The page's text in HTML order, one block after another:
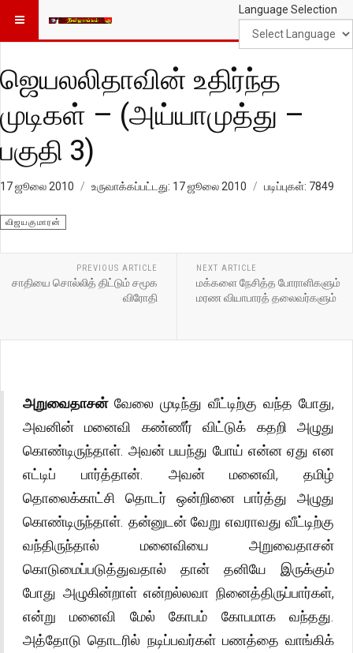
Language Selection
ஜெயலலிதாவின் உதிர்ந்த
முடிகள் – (அய்யாமுத்து –
பகுதி 3)
17 ஜூலை 2010 உருவாக்கப்பட்டது: 17 ஜூலை 2010 படிப்புகள்: 7849
விஜயகுமாரன்
PREVIOUS ARTICLE
சாதியை சொல்லித் திட்டும் சமூக
விரோதி
NEXT ARTICLE
மக்களை நேசித்த போராளிகளும்
மரண வியாபாரத் தலைவர்களும்
அறுவைதாசன் வேலை முடிந்து வீட்டிற்கு வந்த போது,
அவனின் மனைவி கண்ணீர் விட்டுக் கதறி அழுது
கொண்டிருந்தாள். அவன் பயந்து போய் என்ன ஏது என
எட்டிப் பார்த்தான். அவன் மனைவி, தமிழ்
தொலைக்காட்சி தொடர் ஒன்றினை பார்த்து அழுது
கொண்டிருந்தாள். தன்னுடன் வேறு எவராவது வீட்டிற்கு
வந்திருந்தால் மனைவியை அறுவைதாசன்
கொடுமைப்படுத்துவதால் தான் தனியே இருக்கும்
போது அழுகின்றாள் என்றல்லவா நினைத்திருப்பார்கள்,
என்று மனைவி மேல் கோபம் கோபமாக வந்தது.
அத்தோடு தொடரில் நடிப்பவர்கள் பணத்தை வாங்கிக்